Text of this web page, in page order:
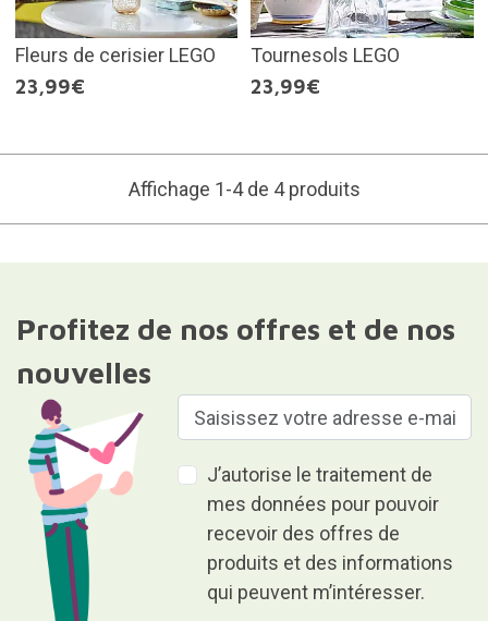
Fleurs de cerisier LEGO
23,99€
Tournesols LEGO
23,99€
Affichage 1-4 de 4 produits
Profitez de nos offres et de nos
nouvelles
J’autorise le traitement de
mes données pour pouvoir
recevoir des offres de
produits et des informations
qui peuvent m’intéresser.